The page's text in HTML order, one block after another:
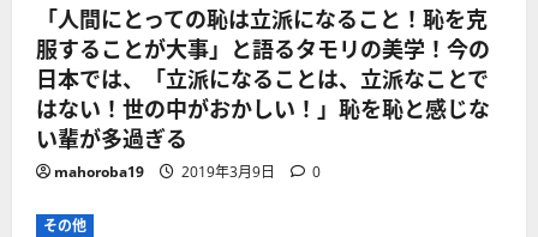
「人間にとっての恥は立派になること！恥を克
服することが大事」と語るタモリの美学！今の
日本では、「立派になることは、立派なことで
はない！世の中がおかしい！」恥を恥と感じな
い輩が多過ぎる
mahoroba19 2019年3月9日 0
その他